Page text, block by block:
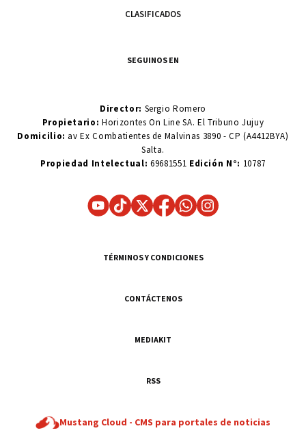
CLASIFICADOS
SEGUINOS EN
Director: Sergio Romero
Propietario:Horizontes On Line SA. El Tribuno Jujuy
Domicilio: av Ex Combatientes de Malvinas 3890 - CP (A4412BYA)
Salta.
Propiedad Intelectual: 69681551 Edición N°: 10787
TÉRMINOS Y CONDICIONES
CONTÁCTENOS
MEDIAKIT
RSS
Mustang Cloud - CMS para portales de noticias